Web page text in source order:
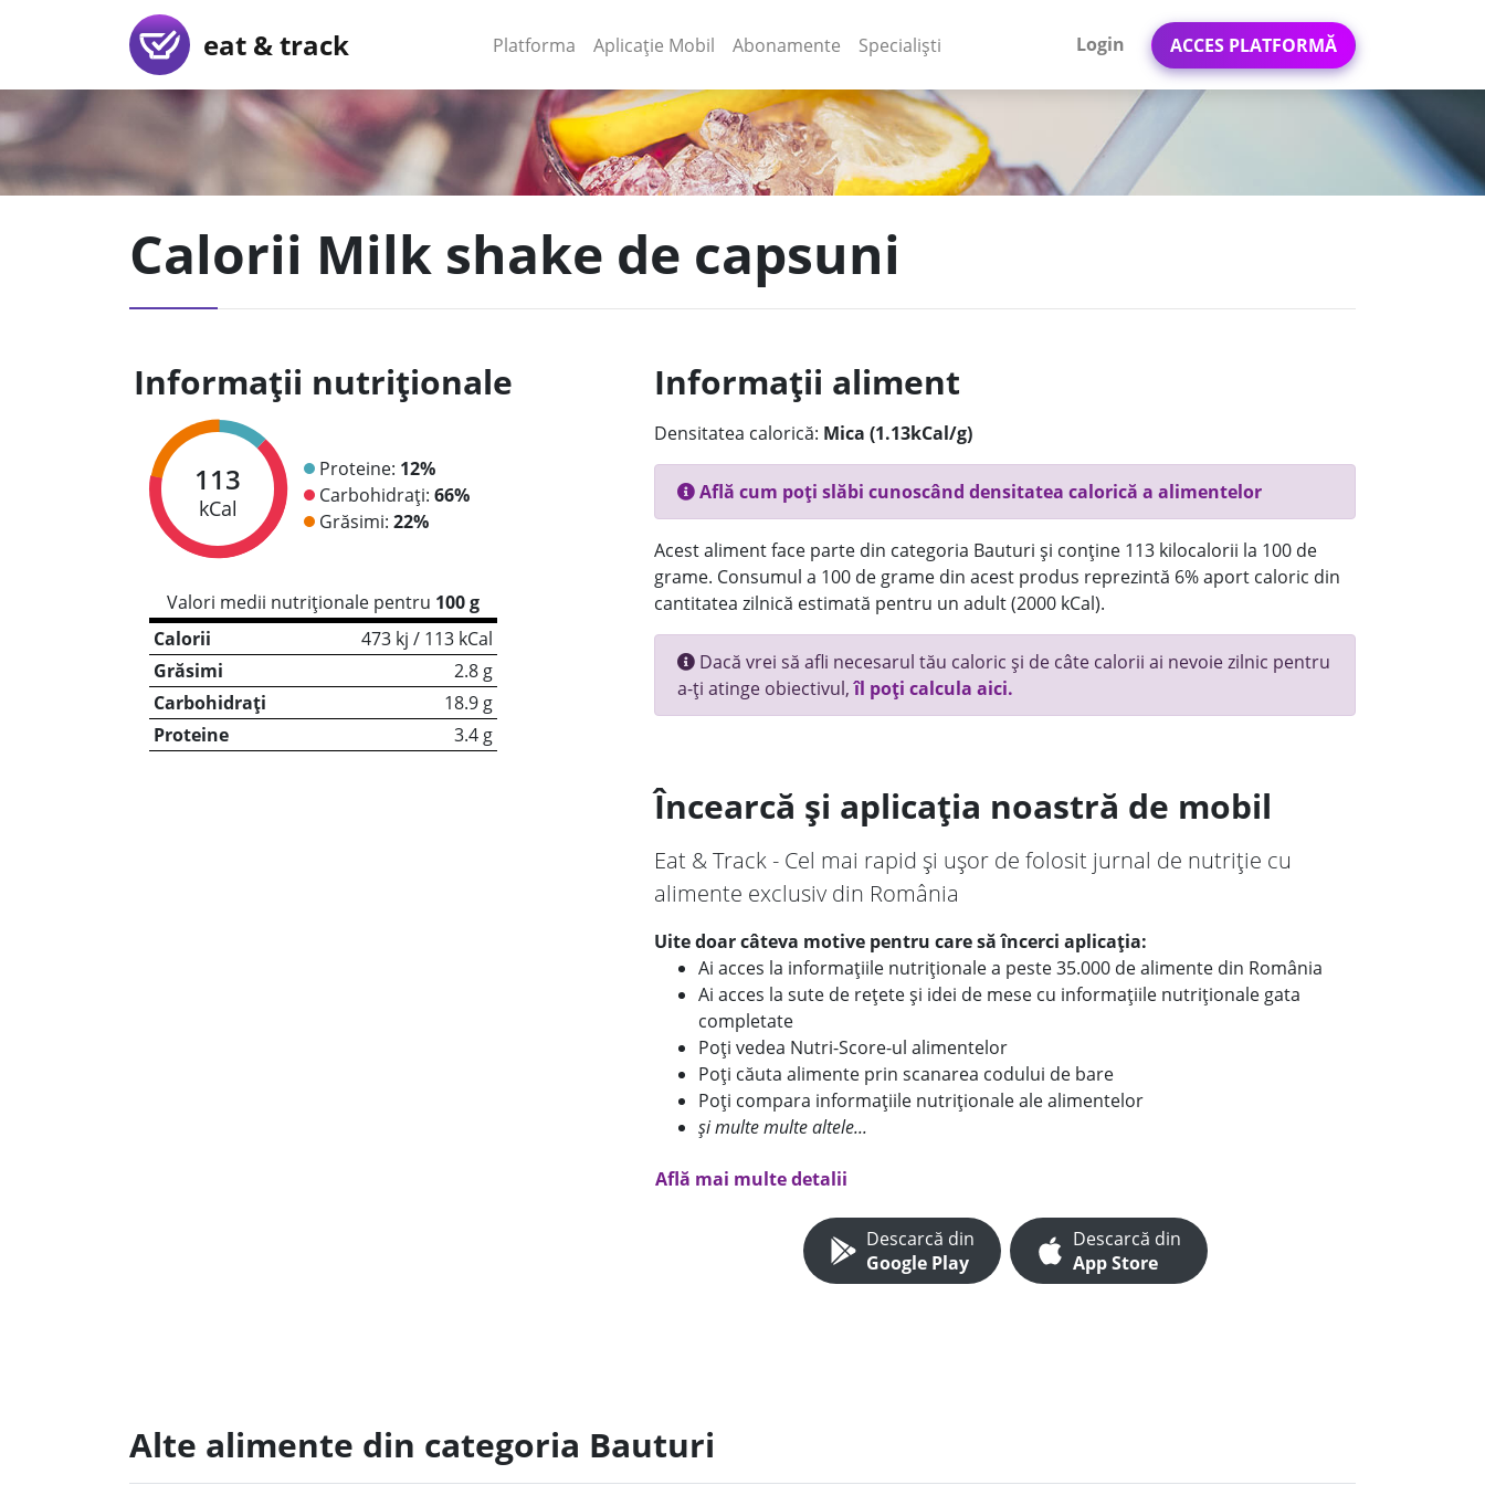
eat & track Platforma (current)
Aplicație Mobil (current)
Abonamente Specialiști Login ACCES PLATFORMĂ
Calorii Milk shake de capsuni
Informații nutriționale
113
kCal
Proteine: 12%
Carbohidrați: 66%
Grăsimi: 22%
Valori medii nutriționale pentru 100 g
Calorii
473 kj / 113 kCal
Grăsimi
2.8 g
Carbohidrați
18.9 g
Proteine
3.4 g
Informații aliment
Densitatea calorică: Mica (1.13kCal/g)
Află cum poți slăbi cunoscând densitatea calorică a alimentelor
Acest aliment face parte din categoria Bauturi și conține 113 kilocalorii la 100 de
grame. Consumul a 100 de grame din acest produs reprezintă 6% aport caloric din
cantitatea zilnică estimată pentru un adult (2000 kCal).
Dacă vrei să afli necesarul tău caloric și de câte calorii ai nevoie zilnic pentru
a-ți atinge obiectivul,îl poți calcula aici.
Încearcă și aplicația noastră de mobil
Eat & Track - Cel mai rapid și ușor de folosit jurnal de nutriție cu
alimente exclusiv din România
Uite doar câteva motive pentru care să încerci aplicația:
Ai acces la informațiile nutriționale a peste 35.000 de alimente din România
Ai acces la sute de rețete și idei de mese cu informațiile nutriționale gata
completate
Poți vedea Nutri-Score-ul alimentelor
Poți căuta alimente prin scanarea codului de bare
Poți compara informațiile nutriționale ale alimentelor
și multe multe altele...
Află mai multe detalii
Descarcă din
Google Play
Descarcă din
App Store
Alte alimente din categoria Bauturi